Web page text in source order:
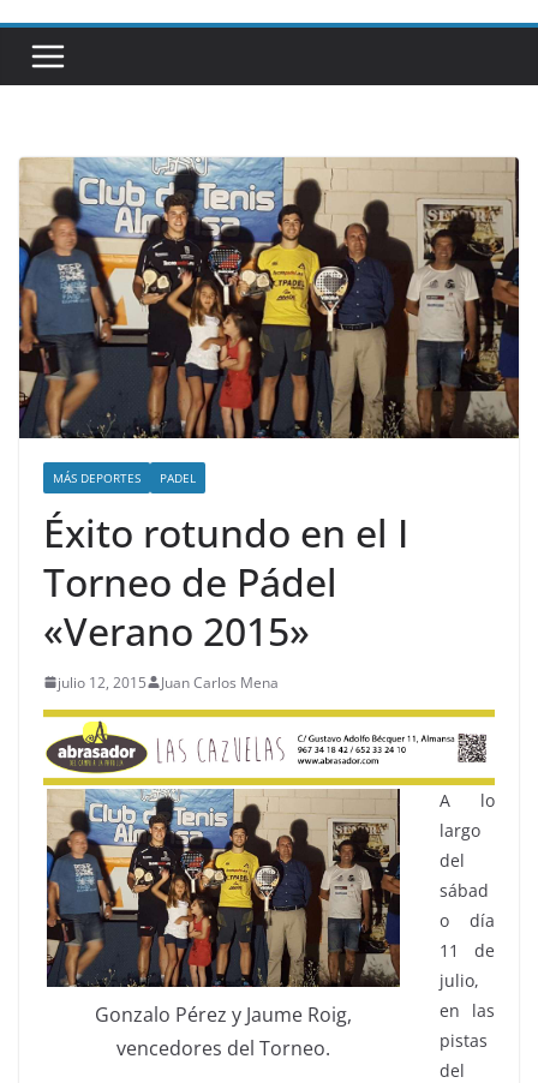
MÁS DEPORTES PADEL
Éxito rotundo en el I
Torneo de Pádel
«Verano 2015»
julio 12, 2015 Juan Carlos Mena
Gonzalo Pérez y Jaume Roig,
vencedores del Torneo.
A lo
largo
del
sábad
o día
11 de
julio,
en las
pistas
del